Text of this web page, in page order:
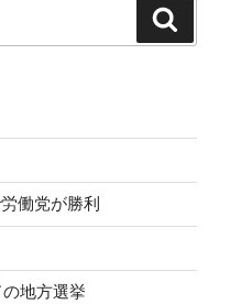
働党が勝利
地方選挙